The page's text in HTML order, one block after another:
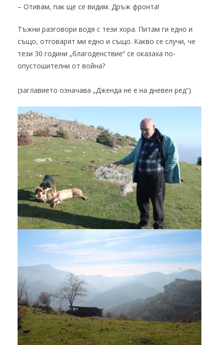
– Отивам, пак ще се видим. Дръж фронта!
Тъжни разговори водя с тези хора. Питам ги едно и
също, отговарят ми едно и също. Какво се случи, че
тези 30 години „благоденствие“ се оказаха по-
опустошителни от война?
(заглавието означава „Дженда не е на дневен ред“)